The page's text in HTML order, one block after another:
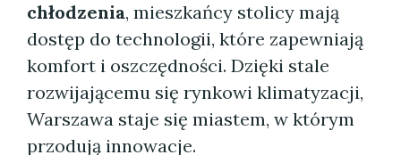
chłodzenia, mieszkańcy stolicy mają
dostęp do technologii, które zapewniają
komfort i oszczędności. Dzięki stale
rozwijającemu się rynkowi klimatyzacji,
Warszawa staje się miastem, w którym
przodują innowacje.